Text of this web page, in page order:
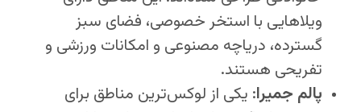
ویلاهایی با استخر خصوصی، فضای سبز
گسترده، دریاچه مصنوعی و امکانات ورزشی و
تفریحی هستند.
پالم جمیرا: یکی از لوکس‌ترین مناطق برای